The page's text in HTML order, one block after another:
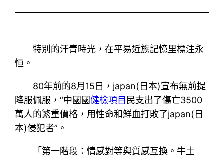
特別的汗青時光，在平易近族記憶里標注永
恒。
80年前的8月15日，japan(日本)宣布無前提
降服佩服，“中國國健檢項目 民支出了傷亡3500
萬人的繁重價格，用性命和鮮血打敗了japan(日
本)侵犯者”。
「第一階段：情感對等與質感互換。牛土